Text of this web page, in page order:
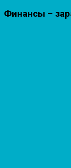
Финансы –